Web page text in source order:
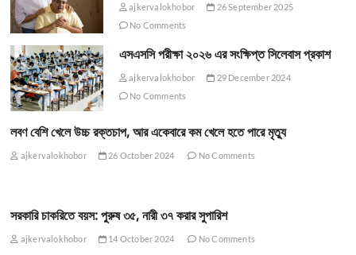
ajkervalokhobor
26 September 2025
No Comments
এসএসসি পরীক্ষা ২০২৬ এর সংক্ষিপ্ত সিলেবাস প্রকাশ
ajkervalokhobor
29 December 2024
No Comments
লবণ বেশি খেলে উচ্চ রক্তচাপ, আর একেবারে কম খেলে হতে পারে মৃত্যু
ajkervalokhobor 26 October 2024 No Comments
সরকারি চাকরিতে বয়স: পুরুষ ৩৫, নারী ৩৭ করার সুপারিশ
ajkervalokhobor 14 October 2024 No Comments